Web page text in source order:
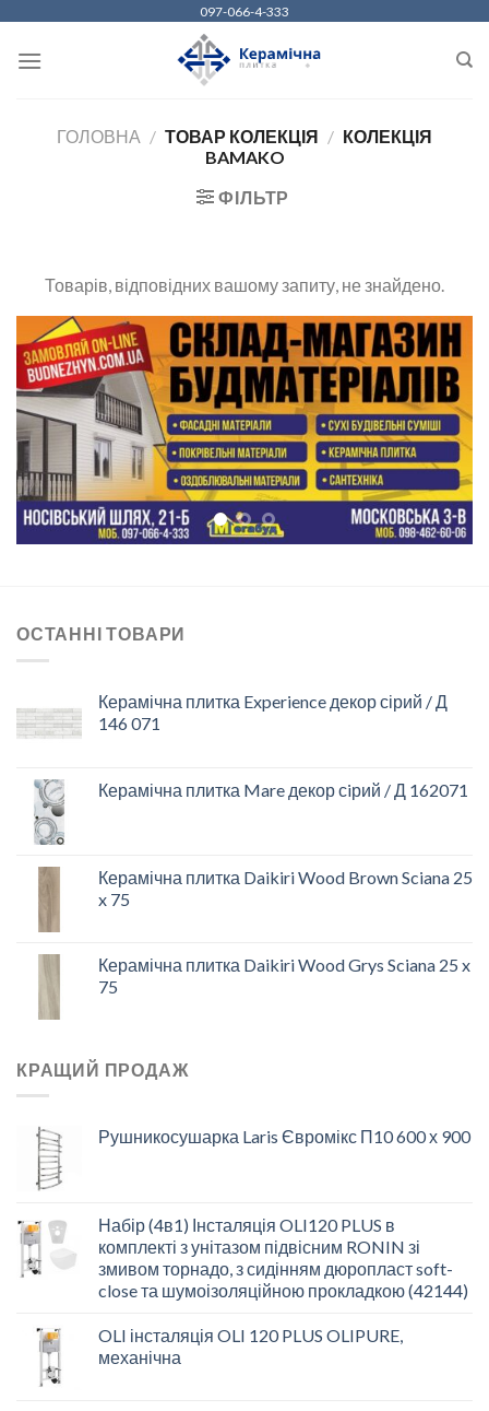
content
097-066-4-333
ГОЛОВНА / ТОВАР КОЛЕКЦІЯ / КОЛЕКЦІЯ
BAMAKO
ФІЛЬТР
Товарів, відповідних вашому запиту, не знайдено.
ОСТАННІ ТОВАРИ
Керамічна плитка Experience декор сірий / Д
146 071
Керамічна плитка Mare декор сiрий / Д 162071
Керамічна плитка Daikiri Wood Brown Sciana 25
x 75
Керамічна плитка Daikiri Wood Grys Sciana 25 x
75
КРАЩИЙ ПРОДАЖ
Рушникосушарка Laris Євромікс П10 600 х 900
Набір (4в1) Інсталяція OLI120 PLUS в
комплекті з унітазом підвісним RONIN зі
змивом торнадо, з сидінням дюропласт soft-
close та шумоізоляційною прокладкою (42144)
OLI інсталяція OLI 120 PLUS OLIPURE,
механічна